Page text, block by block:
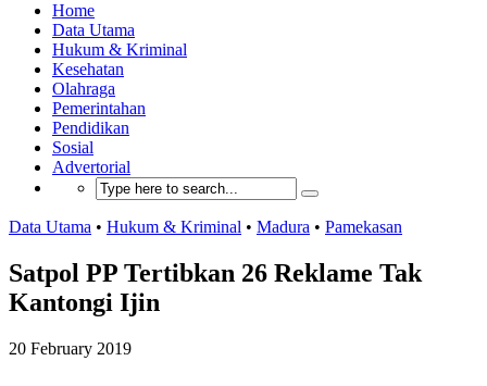
Home
Data Utama
Hukum & Kriminal
Kesehatan
Olahraga
Pemerintahan
Pendidikan
Sosial
Advertorial
Data Utama • Hukum & Kriminal • Madura • Pamekasan
Satpol PP Tertibkan 26 Reklame Tak
Kantongi Ijin
20 February 2019